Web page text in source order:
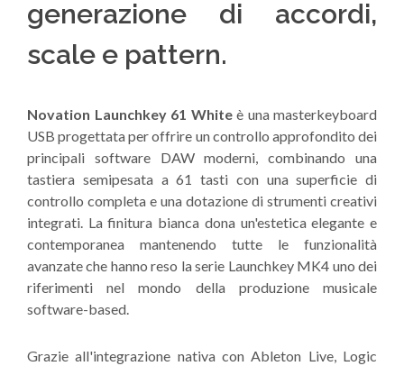
generazione di accordi,
scale e pattern.
Novation Launchkey 61 Whiteè una masterkeyboard
USB progettata per offrire un controllo approfondito dei
principali software DAW moderni, combinando una
tastiera semipesata a 61 tasti con una superficie di
controllo completa e una dotazione di strumenti creativi
integrati. La finitura bianca dona un'estetica elegante e
contemporanea mantenendo tutte le funzionalità
avanzate che hanno reso la serie Launchkey MK4 uno dei
riferimenti nel mondo della produzione musicale
software-based.
Grazie all'integrazione nativa con Ableton Live, Logic